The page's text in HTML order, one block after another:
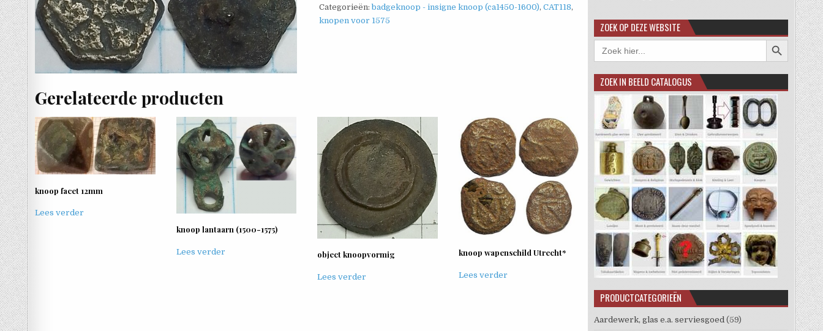
Categorieën:badgeknoop - insigne knoop (ca1450-1600),CAT118,
knopen voor 1575
Gerelateerde producten
knoop facet 12mm
Lees verder
knoop lantaarn (1500-1575)
Lees verder object knoopvormig
Lees verder
knoop wapenschild Utrecht*
Lees verder
ZOEK OP DEZE WEBSITE
Zoek
naar:
Zoekknop
ZOEK IN BEELD CATALOGUS
PRODUCTCATEGORIEËN
Aardewerk, glas e.a. serviesgoed (59)